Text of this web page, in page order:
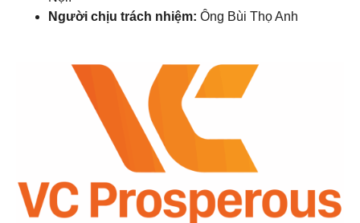
Người chịu trách nhiệm: Ông Bùi Thọ Anh